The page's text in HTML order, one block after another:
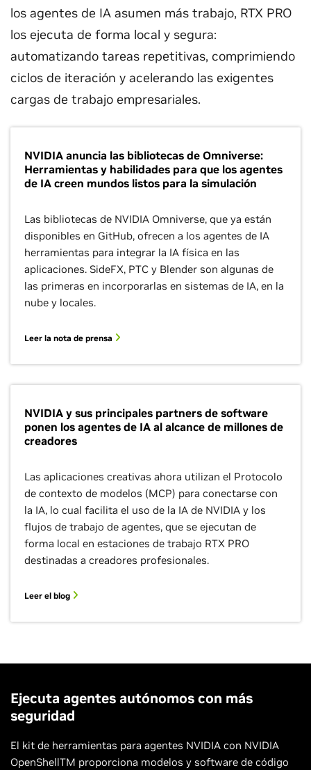
los agentes de IA asumen más trabajo, RTX PRO
los ejecuta de forma local y segura:
automatizando tareas repetitivas, comprimiendo
ciclos de iteración y acelerando las exigentes
cargas de trabajo empresariales.
NVIDIA anuncia las bibliotecas de Omniverse:
Herramientas y habilidades para que los agentes
de IA creen mundos listos para la simulación
Las bibliotecas de NVIDIA Omniverse, que ya están
disponibles en GitHub, ofrecen a los agentes de IA
herramientas para integrar la IA física en las
aplicaciones. SideFX, PTC y Blender son algunas de
las primeras en incorporarlas en sistemas de IA, en la
nube y locales.
Leer la nota de prensa
NVIDIA y sus principales partners de software
ponen los agentes de IA al alcance de millones de
creadores
Las aplicaciones creativas ahora utilizan el Protocolo
de contexto de modelos (MCP) para conectarse con
la IA, lo cual facilita el uso de la IA de NVIDIA y los
flujos de trabajo de agentes, que se ejecutan de
forma local en estaciones de trabajo RTX PRO
destinadas a creadores profesionales.
Leer el blog
Ejecuta agentes autónomos con más
seguridad
El kit de herramientas para agentes NVIDIA con NVIDIA
OpenShellTM proporciona modelos y software de código